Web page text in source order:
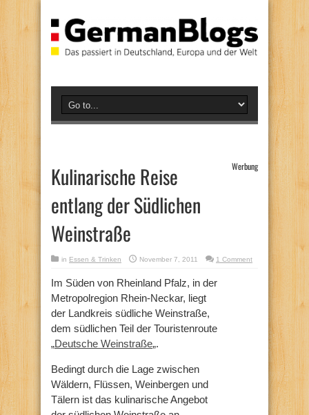
Kulinarische Reise
entlang der Südlichen
Weinstraße
Werbung
in Essen & Trinken November 7, 2011 1 Comment
Im Süden von Rheinland Pfalz, in der
Metropolregion Rhein-Neckar, liegt
der Landkreis südliche Weinstraße,
dem südlichen Teil der Touristenroute
„Deutsche Weinstraße„.
Bedingt durch die Lage zwischen
Wäldern, Flüssen, Weinbergen und
Tälern ist das kulinarische Angebot